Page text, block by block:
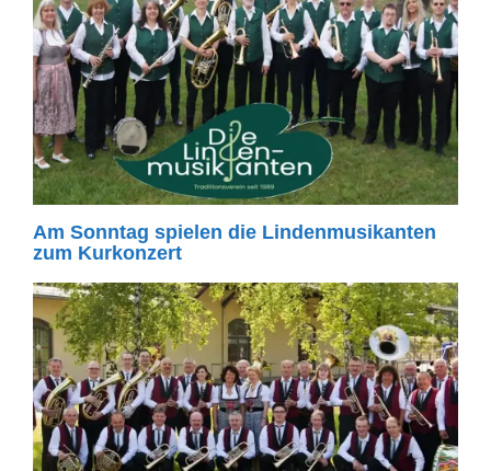
Am Sonntag spielen die Lindenmusikanten
zum Kurkonzert